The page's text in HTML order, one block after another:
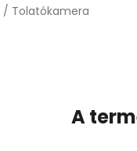
/ Tolatókamera
A